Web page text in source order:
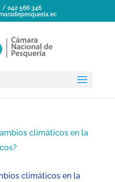
/ 042 566 346
climáticos en la